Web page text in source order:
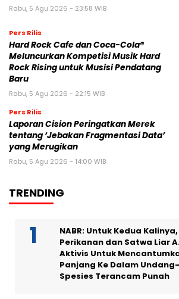
Rabu, 5 Agu 2026 - 23:58 WIB
Pers Rilis
Hard Rock Cafe dan Coca-Cola®
Meluncurkan Kompetisi Musik Hard
Rock Rising untuk Musisi Pendatang
Baru
Rabu, 5 Agu 2026 - 22:15 WIB
Pers Rilis
Laporan Cision Peringatkan Merek
tentang ‘Jebakan Fragmentasi Data’
yang Merugikan
Rabu, 5 Agu 2026 - 14:00 WIB
TRENDING
NABR: Untuk Kedua
Perikanan dan Satwa Liar
Aktivis Untuk
Panjang Ke Dalam
Spesies Terancam Punah